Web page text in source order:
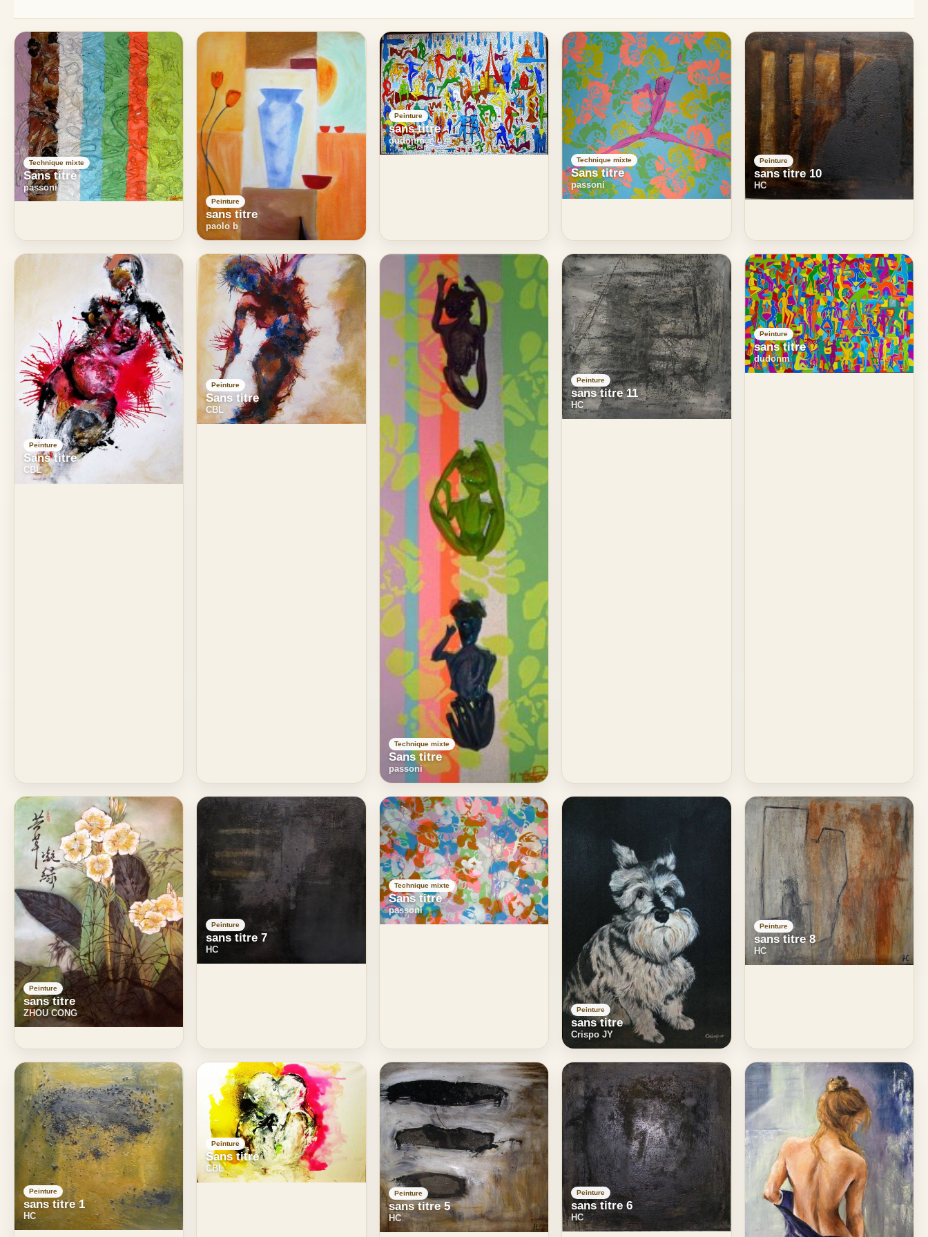
Technique mixte
Sans titre
passoni
Peinture
sans titre
paolo b
Peinture
sans titre
dudonm
Technique mixte
Sans titre
passoni
Peinture
sans titre 10
HC
Peinture
Sans titre
CBL
Peinture
Sans titre
CBL
Technique mixte
Sans titre
passoni
Peinture
sans titre 11
HC
Peinture
sans titre
dudonm
Peinture
sans titre
ZHOU CONG
Peinture
sans titre 7
HC
Technique mixte
Sans titre
passoni
Peinture
sans titre
Crispo JY
Peinture
sans titre 8
HC
Peinture
sans titre 1
HC
Peinture
Sans titre
CBL
Peinture
sans titre 5
HC
Peinture
sans titre 6
HC